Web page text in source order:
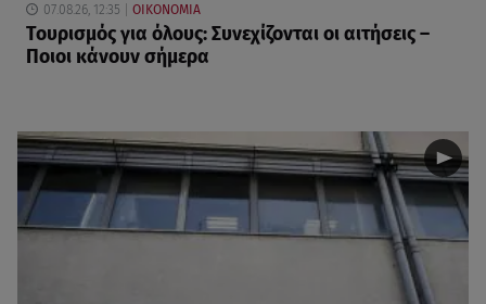
07.08.26, 12:35 ΟΙΚΟΝΟΜΙΑ
Τουρισμός για όλους: Συνεχίζονται οι αιτήσεις –
Ποιοι κάνουν σήμερα